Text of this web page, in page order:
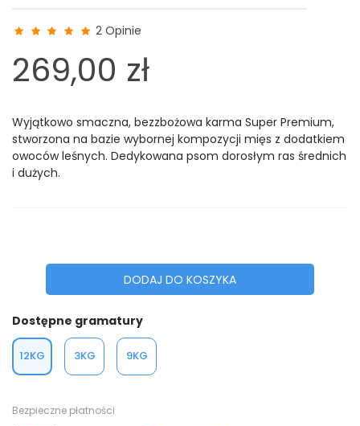
2 Opinie
269,00 zł
Wyjątkowo smaczna, bezzbożowa karma Super Premium,
stworzona na bazie wybornej kompozycji mięs z dodatkiem
owoców leśnych. Dedykowana psom dorosłym ras średnich
i dużych.
DODAJ DO KOSZYKA
Dostępne gramatury
12KG 3KG 9KG
Bezpieczne płatności